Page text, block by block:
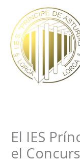
contenido
El IES
el